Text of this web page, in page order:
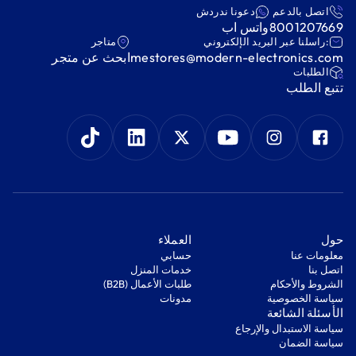
اتصل بالدعم
8001207669
دعونا ندردش
واتس اب
:راسلنا عبر البريد الإلكتروني
mestores@modern-electronics.com
متاجر
ابحث عن متجر
‫الطلبات‬
‫تتبع الطلب‬
‫حول‬
معلومات عنا
اتصل بنا
‫الشروط والأحكام‬
‫سياسة الخصوصية‬
‫العملاء‬
‫حسابي‬
‫خدمات المنزل‬
‫طلبات الأعمال (B2B)‬
مدونات
‫الأسئلة الشائعة‬
‫سياسة الاستبدال والإرجاع‬
‫سياسة الضمان‬